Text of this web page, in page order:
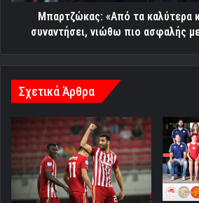
ασφαλής
ρόστερ»
Μπαρτζώκας: «Από τα καλύτερα
συναντήσει, νιώθω πιο ασφαλής
Σχετικά Άρθρα